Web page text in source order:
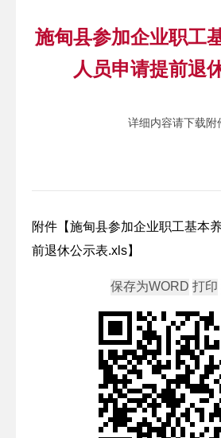
施甸县参加企业职工
人员申请提前退
详细内容请下载附
附件【施甸县参加企业职工基本
前退休公示表.xls】